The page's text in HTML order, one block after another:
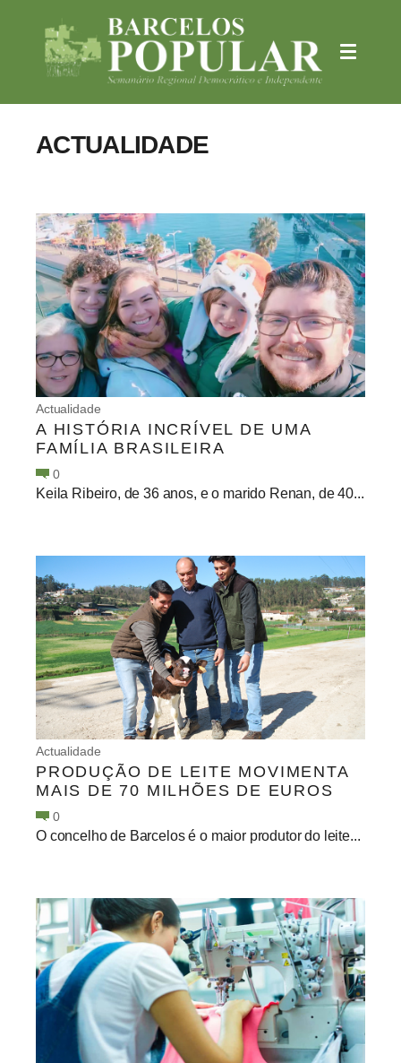
ACTUALIDADE
Actualidade
A HISTÓRIA INCRÍVEL DE UMA
FAMÍLIA BRASILEIRA
0
Keila Ribeiro, de 36 anos, e o marido Renan, de 40...
Actualidade
PRODUÇÃO DE LEITE MOVIMENTA
MAIS DE 70 MILHÕES DE EUROS
0
O concelho de Barcelos é o maior produtor do leite...